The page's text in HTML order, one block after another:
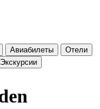
Авиабилеты
Отели
Экскурсии